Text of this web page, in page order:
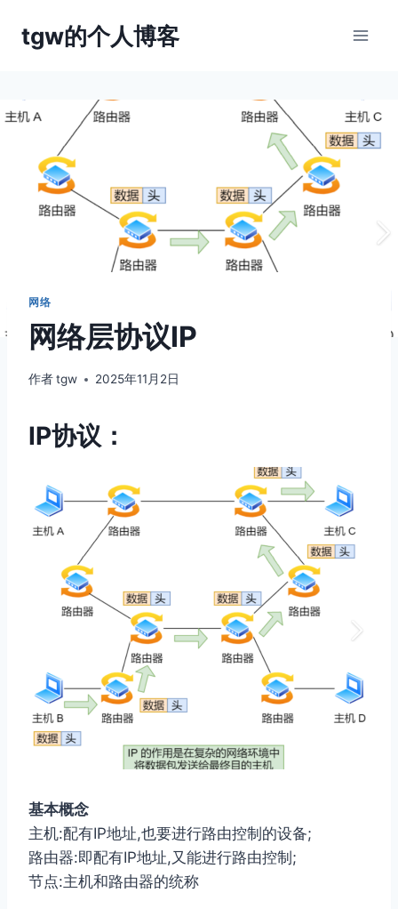
tgw的个人博客
网络
网络层协议IP
作者tgw 2025年11月2日
IP协议 ：
基本概念
主机:配有IP地址,也要进⾏路由控制的设备;
路由器:即配有IP地址,⼜能进⾏路由控制;
节点:主机和路由器的统称